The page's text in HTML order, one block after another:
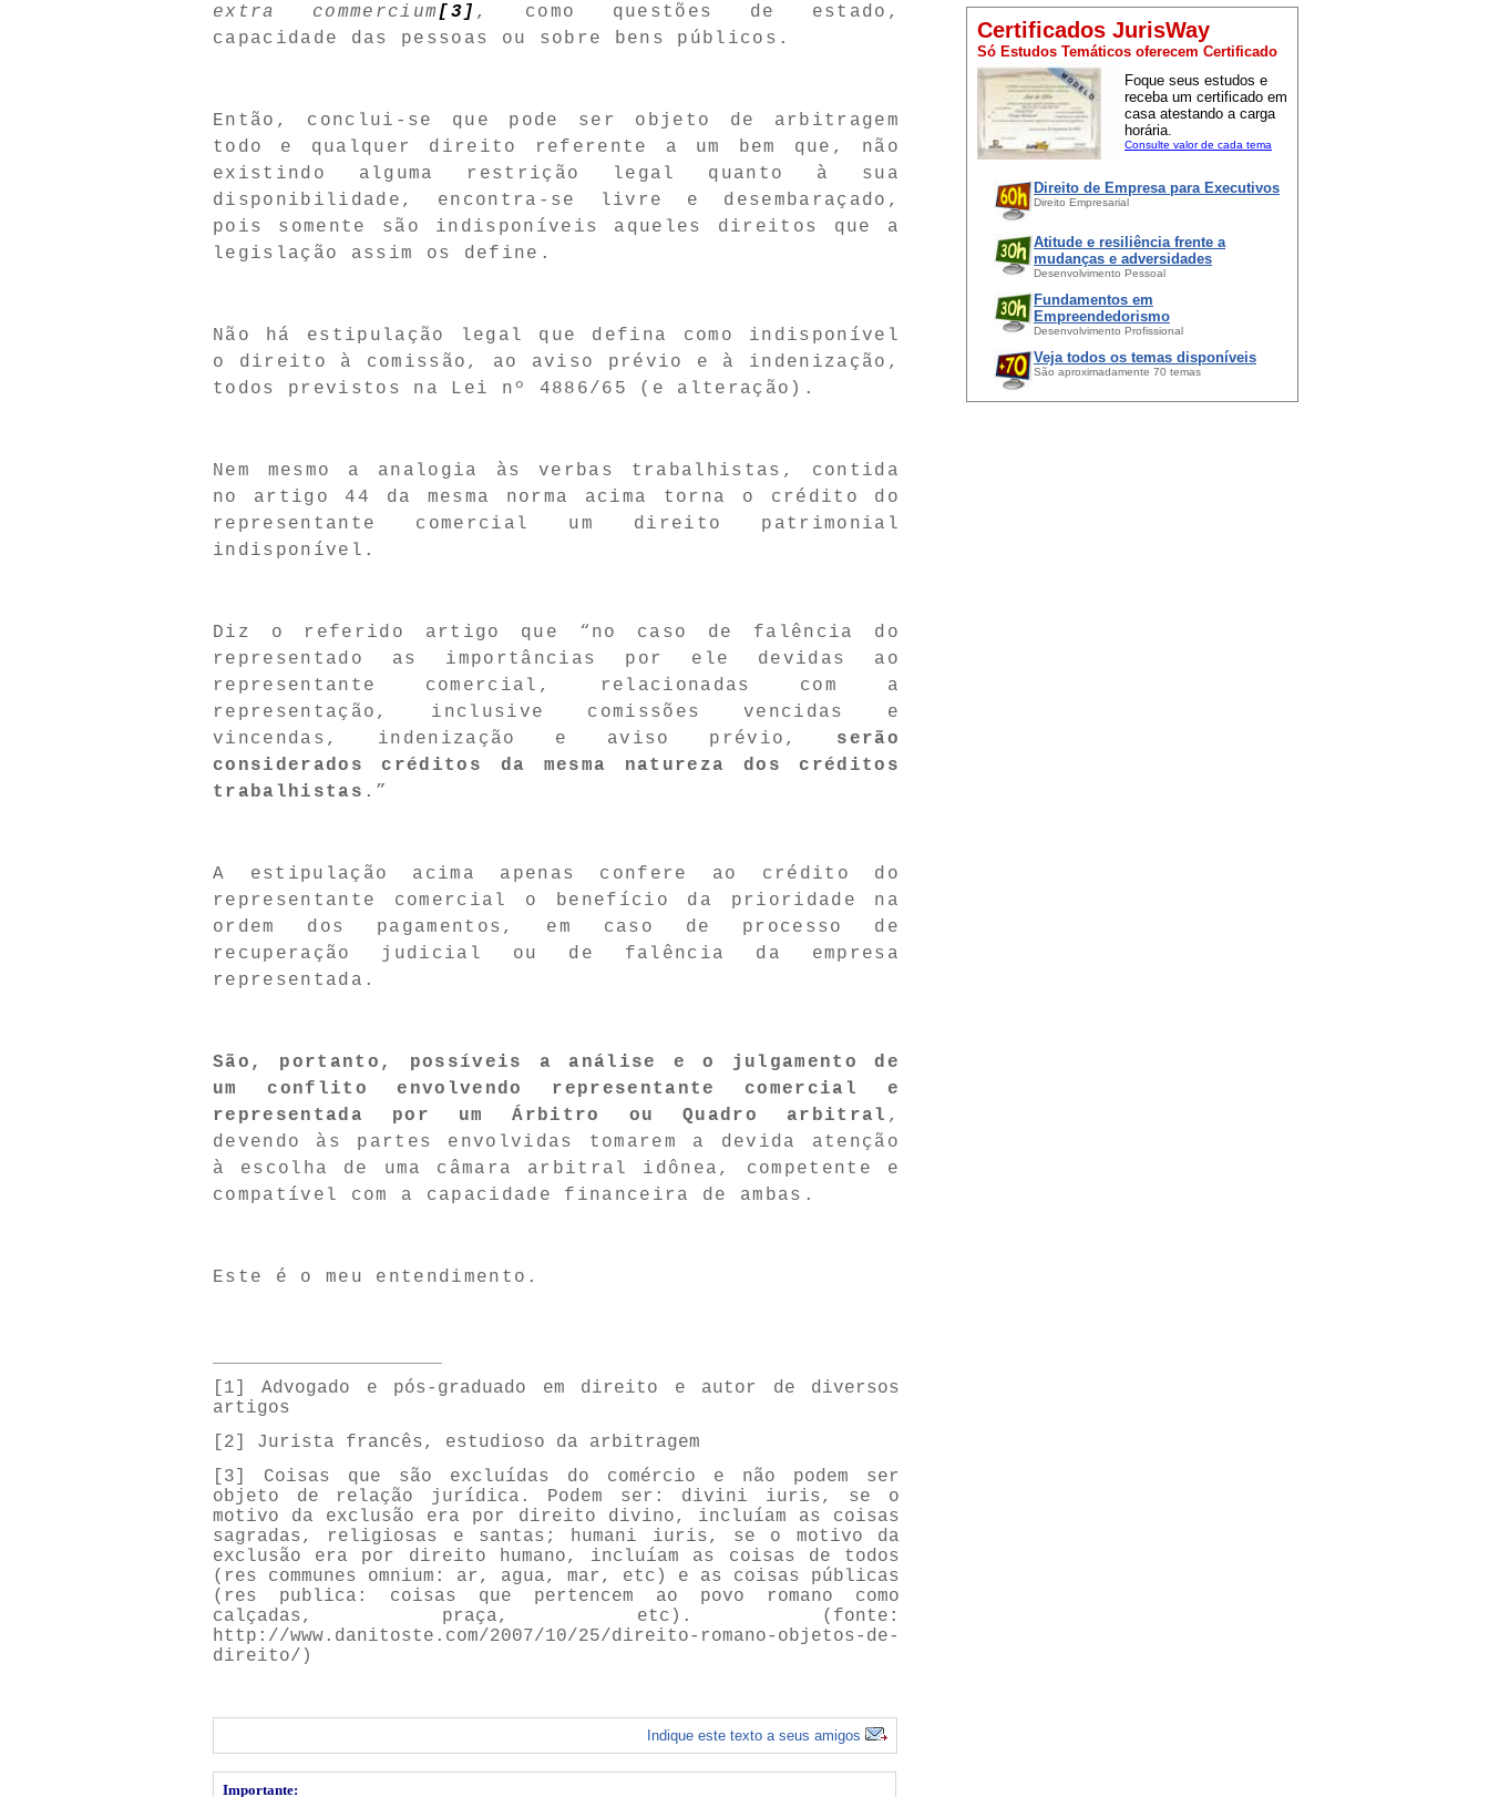
Certificados JurisWay
Só Estudos Temáticos oferecem Certificado
Foque seus estudos e
receba um certificado em
casa atestando a carga
horária.
Consulte valor de cada tema
Direito de Empresa para Executivos
Direito Empresarial
Atitude e resiliência frente a
mudanças e adversidades
Desenvolvimento Pessoal
Fundamentos em
Empreendedorismo
Desenvolvimento Profissional
Veja todos os temas disponíveis
São aproximadamente 70 temas
extra
commercium[3] , como questões de estado,
capacidade das pessoas ou sobre bens públicos.
Então, conclui-se que pode ser objeto de arbitragem
todo e qualquer direito referente a um bem que, não
existindo alguma restrição legal quanto à sua
disponibilidade, encontra-se livre e desembaraçado,
pois somente são indisponíveis aqueles direitos que a
legislação assim os define.
Não há estipulação legal que defina como indisponível
o direito à comissão, ao aviso prévio e à indenização,
todos previstos na Lei nº 4886/65 (e alteração).
Nem mesmo a analogia às verbas trabalhistas, contida
no artigo 44 da mesma norma acima torna o crédito do
representante comercial um direito patrimonial
indisponível.
Diz o referido artigo que “ no caso de falência do
representado as importâncias por ele devidas ao
representante comercial, relacionadas com a
representação, inclusive comissões vencidas e
vincendas, indenização e aviso prévio, serão
considerados créditos da mesma natureza dos créditos
trabalhistas . ”
A estipulação acima apenas confere ao crédito do
representante comercial o benefício da prioridade na
ordem dos pagamentos, em caso de processo de
recuperação judicial ou de falência da empresa
representada.
São, portanto, possíveis a análise e o julgamento de
um conflito envolvendo representante comercial e
representada por um Árbitro ou Quadro arbitral ,
devendo às partes envolvidas tomarem a devida atenção
à escolha de uma câmara arbitral idônea, competente e
compatível com a capacidade financeira de ambas.
Este é o meu entendimento.
[1]
Advogado e pós-graduado em direito e autor de diversos
artigos
[2]
Jurista francês, estudioso da arbitragem
[3]
Coisas que são excluídas do comércio e não podem ser
objeto de relação jurídica. Podem ser: divini iuris, se o
motivo da exclusão era por direito divino, incluíam as coisas
sagradas, religiosas e santas; humani iuris, se o motivo da
exclusão era por direito humano, incluíam as coisas de todos
(res communes omnium: ar, agua, mar, etc) e as coisas públicas
(res publica: coisas que pertencem ao povo romano como
calçadas, praça, etc). (fonte:
http://www.danitoste.com/2007/10/25/direito-romano-objetos-de-
direito/)
Indique este texto a seus amigos
Importante: